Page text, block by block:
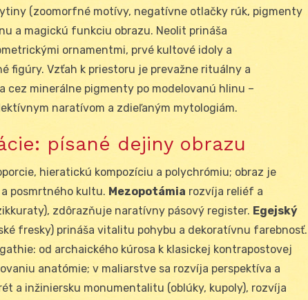
(zoomorfné motívy, negatívne otlačky rúk, pigmenty
a magickú funkciu obrazu. Neolit prináša
ornamentmi, prvé kultové idoly a
figúry. Vzťah k priestoru je prevažne rituálny a
cez minerálne pigmenty po modelovanú hlinu –
naratívom a zdieľaným mytologiám.
písané dejiny obrazu
hieratickú kompozíciu a polychrómiu; obraz je
posmrtného kultu. Mezopotámia rozvíja reliéf a
zdôrazňuje naratívny pásový register. Egejský
fresky) prináša vitalitu pohybu a dekoratívnu farebnosť.
od archaického kúrosa k klasickej kontrapostovej
anatómie; v maliarstve sa rozvíja perspektíva a
a inžiniersku monumentalitu (oblúky, kupoly), rozvíja